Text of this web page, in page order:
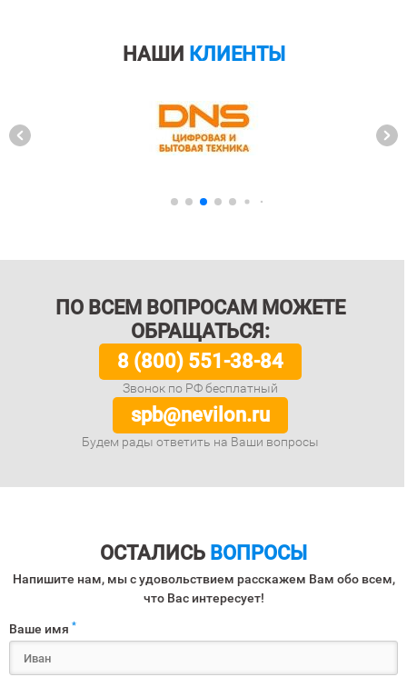
НАШИ КЛИЕНТЫ
ПО ВСЕМ ВОПРОСАМ МОЖЕТЕ
ОБРАЩАТЬСЯ:
8 (800) 551-38-84
Звонок по РФ бесплатный
spb@nevilon.ru
Будем рады ответить на Ваши вопросы
ОСТАЛИСЬ ВОПРОСЫ
Напишите нам, мы с удовольствием расскажем Вам обо всем,
что Вас интересует!
Ваше имя *